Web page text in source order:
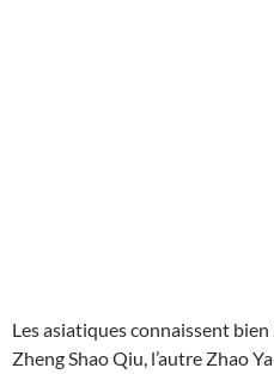
Les asiatiques connaissent
Zheng Shao Qiu, l’autre Zhao